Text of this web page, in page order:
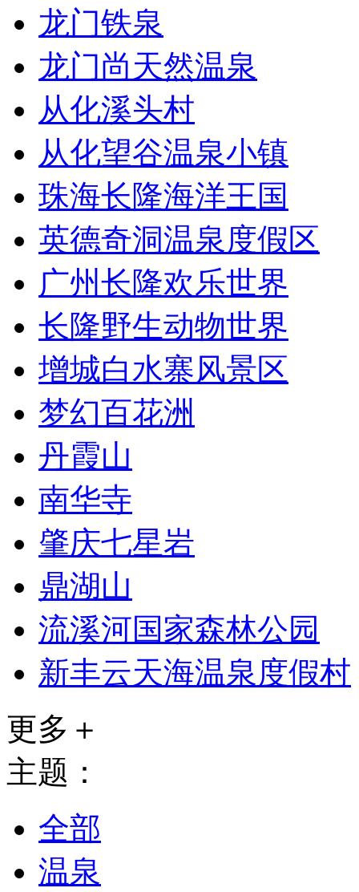
龙门铁泉
龙门尚天然温泉
从化溪头村
从化望谷温泉小镇
珠海长隆海洋王国
英德奇洞温泉度假区
广州长隆欢乐世界
长隆野生动物世界
增城白水寨风景区
梦幻百花洲
丹霞山
南华寺
肇庆七星岩
鼎湖山
流溪河国家森林公园
新丰云天海温泉度假村
更多＋
主题：
全部
温泉